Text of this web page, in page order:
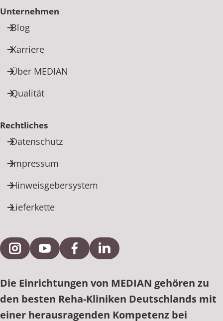
Unternehmen
Blog
Karriere
Über MEDIAN
Qualität
Rechtliches
Datenschutz
Impressum
Hinweisgebersystem
Lieferkette
Externe Verlinkung zu Instagram
Externe Verlinkung zu YouTube
Externe Verlinkung zu Facebook
Externe Verlinkung zu
Die Einrichtungen von MEDIAN gehören zu
den besten Reha-Kliniken Deutschlands mit
einer herausragenden Kompetenz bei